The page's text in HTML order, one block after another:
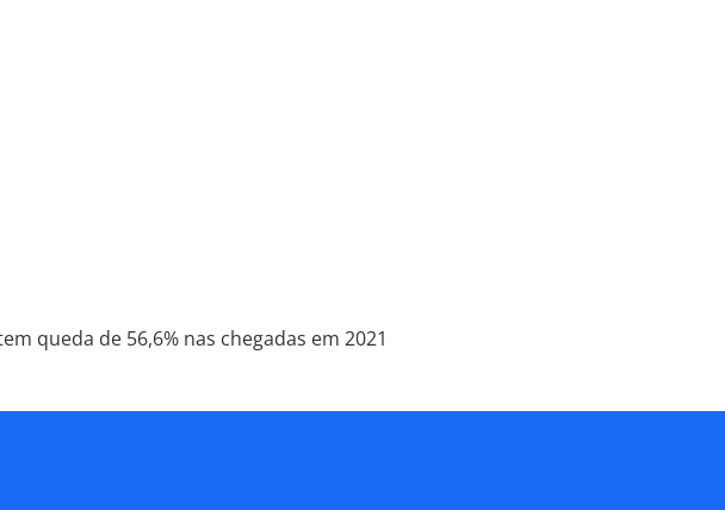
queda de 56,6% nas chegadas em 2021